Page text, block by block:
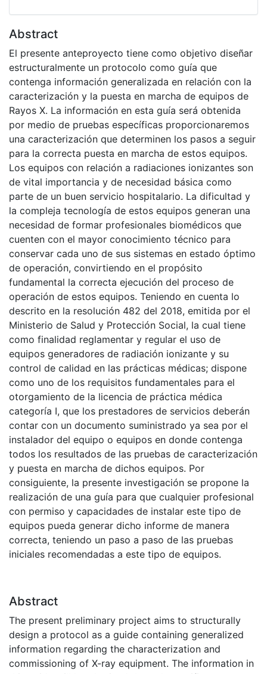
Abstract
El presente anteproyecto tiene como objetivo diseñar
estructuralmente un protocolo como guía que
contenga información generalizada en relación con la
caracterización y la puesta en marcha de equipos de
Rayos X. La información en esta guía será obtenida
por medio de pruebas específicas proporcionaremos
una caracterización que determinen los pasos a seguir
para la correcta puesta en marcha de estos equipos.
Los equipos con relación a radiaciones ionizantes son
de vital importancia y de necesidad básica como
parte de un buen servicio hospitalario. La dificultad y
la compleja tecnología de estos equipos generan una
necesidad de formar profesionales biomédicos que
cuenten con el mayor conocimiento técnico para
conservar cada uno de sus sistemas en estado óptimo
de operación, convirtiendo en el propósito
fundamental la correcta ejecución del proceso de
operación de estos equipos. Teniendo en cuenta lo
descrito en la resolución 482 del 2018, emitida por el
Ministerio de Salud y Protección Social, la cual tiene
como finalidad reglamentar y regular el uso de
equipos generadores de radiación ionizante y su
control de calidad en las prácticas médicas; dispone
como uno de los requisitos fundamentales para el
otorgamiento de la licencia de práctica médica
categoría I, que los prestadores de servicios deberán
contar con un documento suministrado ya sea por el
instalador del equipo o equipos en donde contenga
todos los resultados de las pruebas de caracterización
y puesta en marcha de dichos equipos. Por
consiguiente, la presente investigación se propone la
realización de una guía para que cualquier profesional
con permiso y capacidades de instalar este tipo de
equipos pueda generar dicho informe de manera
correcta, teniendo un paso a paso de las pruebas
iniciales recomendadas a este tipo de equipos.
Abstract
The present preliminary project aims to structurally
design a protocol as a guide containing generalized
information regarding the characterization and
commissioning of X-ray equipment. The information in